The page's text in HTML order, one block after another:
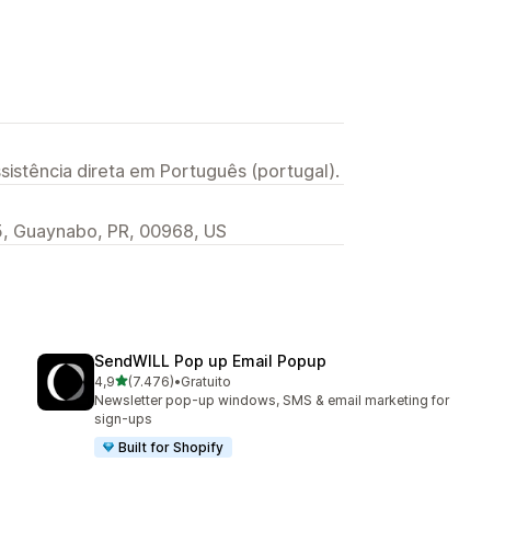
direta em Português (portugal).
Guaynabo, PR, 00968, US
SendWILL Pop up Email Popup
4,9de 5 estrelas
(7.476)
7476 total de avaliações
•Gratuito
Newsletter pop-up windows, SMS & email marketing for
sign-ups
Built for Shopify